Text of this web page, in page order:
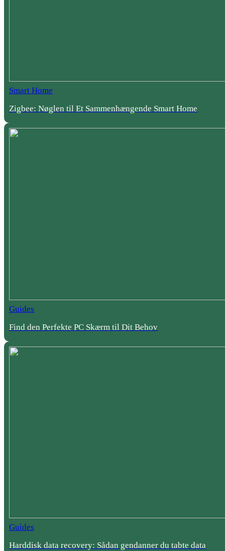
Smart Home
Zigbee: Nøglen til Et Sammenhængende Smart Home
Guides
Find den Perfekte PC Skærm til Dit Behov
Guides
Harddisk data recovery: Sådan gendanner du tabte data